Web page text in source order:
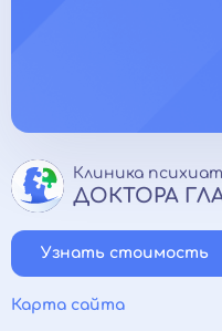
Клиника
ДОКТОРА
Узнать стоимость
Карта сайта